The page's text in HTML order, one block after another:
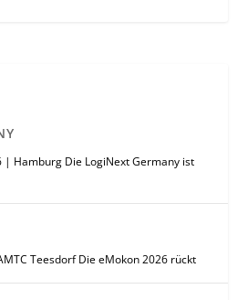
| Hamburg Die LogiNext Germany ist
Teesdorf Die eMokon 2026 rückt